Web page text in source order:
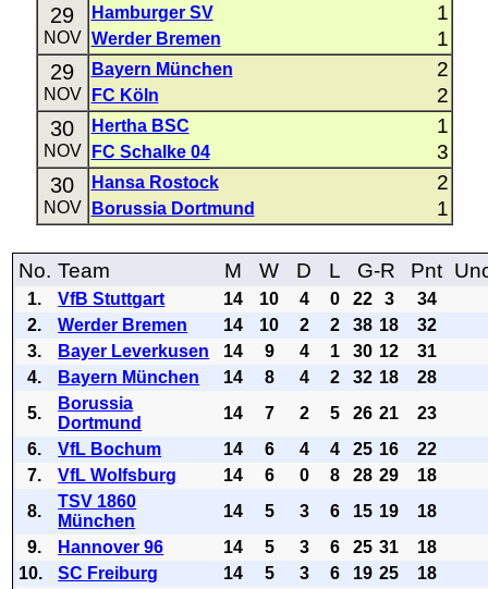
29
NOV
Hamburger SV 1
Werder Bremen 1
29
NOV
Bayern München 2
FC Köln 2
30
NOV
Hertha BSC 1
FC Schalke 04 3
30
NOV
Hansa Rostock 2
Borussia Dortmund 1
No. Team M W D L G-R Pnt
1. VfB Stuttgart 14 10 4 0 22 3 34
2.
Werder Bremen 14 10 2 2 38 18
32
3.
Bayer Leverkusen 14 9 4 1 30 12 31
4.
Bayern München 14 8 4 2 32 18
28
5.
Borussia
Dortmund
14 7 2 5 26 21
23
6.
VfL Bochum 14 6 4 4 25 16
22
7.
VfL Wolfsburg 14 6 0 8 28 29
18
8.
TSV 1860
München
14 5 3 6 15 19
18
9.
Hannover 96 14 5 3 6 25 31
18
10.
SC Freiburg 14 5 3 6 19 25
18